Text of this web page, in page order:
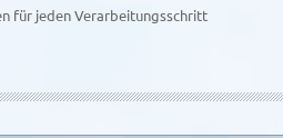
für jeden Verarbeitungs­schritt